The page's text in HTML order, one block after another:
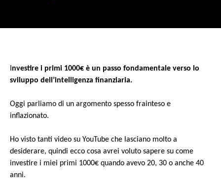
nvestire i primi 1000€ è un passo fondamentale verso lo
sviluppo dell’intelligenza finanziaria.
Oggi parliamo di un argomento spesso frainteso e
inflazionato.
Ho visto tanti video su YouTube che lasciano molto a
desiderare, quindi ecco cosa avrei voluto sapere su come
investire i miei primi 1000€ quando avevo 20, 30 o anche 40
anni.